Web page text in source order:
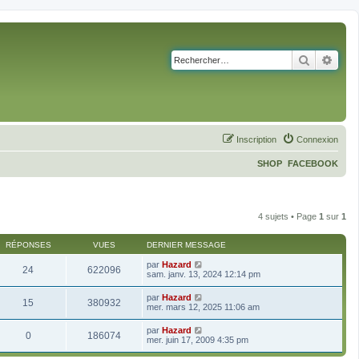
Connexion
Inscription
FACEBOOK
SHOP
4 sujets • Page 1 sur 1
RÉPONSES VUES DERNIER MESSAGE
24 622096 par Hazard
sam. janv. 13, 2024 12:14 pm
15 380932 par Hazard
mer. mars 12, 2025 11:06 am
0 186074 par Hazard
mer. juin 17, 2009 4:35 pm